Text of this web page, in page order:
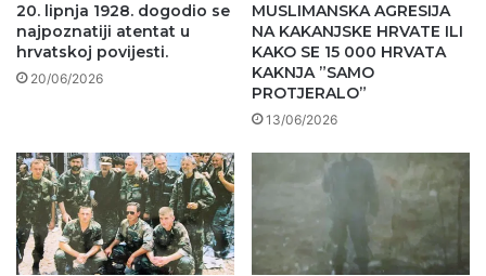
20. lipnja 1928. dogodio se
najpoznatiji atentat u
hrvatskoj povijesti.
20/06/2026
MUSLIMANSKA AGRESIJA
NA KAKANJSKE HRVATE ILI
KAKO SE 15 000 HRVATA
KAKNJA ”SAMO
PROTJERALO”
13/06/2026